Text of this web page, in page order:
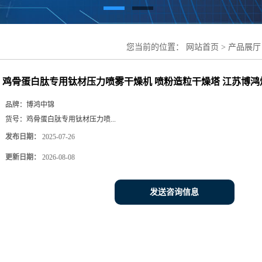
您当前的位置： 网站首页 > 产品展厅
鸡骨蛋白肽专用钛材压力喷雾干燥机 喷粉造粒干燥塔 江苏博
品牌： 博鸿中锦
货号： 鸡骨蛋白肽专用钛材压力喷...
发布日期： 2025-07-26
更新日期： 2026-08-08
发送咨询信息